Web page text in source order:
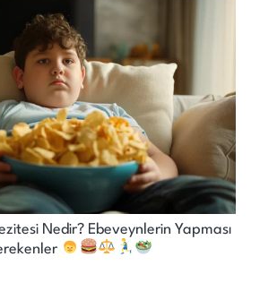
Nedir? Ebeveynlerin Yapması